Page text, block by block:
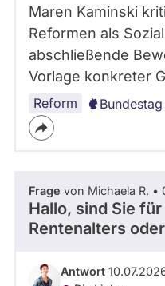
Maren Kaminski
Reformen als
abschließende
Vorlage konkreter
Reform Bundestag
Frage von Michaela R. •
Hallo, sind Sie
Rentenalters
Antwort